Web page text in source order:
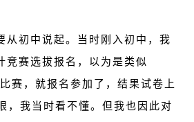
从初中说起。当时刚入初中，我
竞赛选拔报名，以为是类似
赛，就报名参加了，结果试卷上
，我当时看不懂。但我也因此对